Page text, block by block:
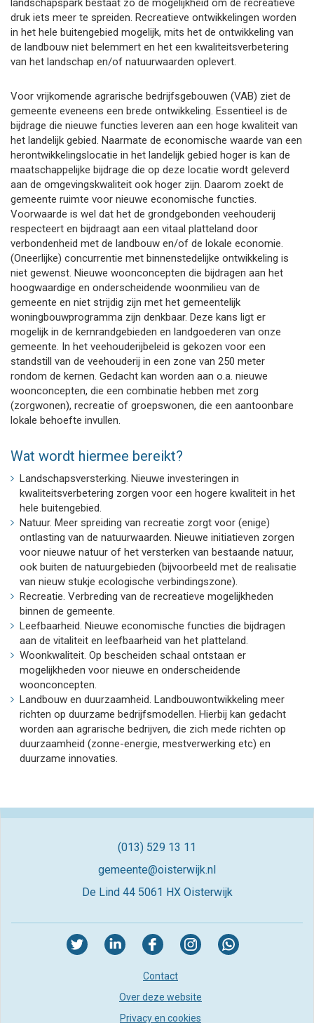
landschapspark bestaat zo de mogelijkheid om de recreatieve
druk iets meer te spreiden. Recreatieve ontwikkelingen worden
in het hele buitengebied mogelijk, mits het de ontwikkeling van
de landbouw niet belemmert en het een kwaliteitsverbetering
van het landschap en/of natuurwaarden oplevert.
Voor vrijkomende agrarische bedrijfsgebouwen (VAB) ziet de
gemeente eveneens een brede ontwikkeling. Essentieel is de
bijdrage die nieuwe functies leveren aan een hoge kwaliteit van
het landelijk gebied. Naarmate de economische waarde van een
herontwikkelingslocatie in het landelijk gebied hoger is kan de
maatschappelijke bijdrage die op deze locatie wordt geleverd
aan de omgevingskwaliteit ook hoger zijn. Daarom zoekt de
gemeente ruimte voor nieuwe economische functies.
Voorwaarde is wel dat het de grondgebonden veehouderij
respecteert en bijdraagt aan een vitaal platteland door
verbondenheid met de landbouw en/of de lokale economie.
(Oneerlijke) concurrentie met binnenstedelijke ontwikkeling is
niet gewenst. Nieuwe woonconcepten die bijdragen aan het
hoogwaardige en onderscheidende woonmilieu van de
gemeente en niet strijdig zijn met het gemeentelijk
woningbouwprogramma zijn denkbaar. Deze kans ligt er
mogelijk in de kernrandgebieden en landgoederen van onze
gemeente. In het veehouderijbeleid is gekozen voor een
standstill van de veehouderij in een zone van 250 meter
rondom de kernen. Gedacht kan worden aan o.a. nieuwe
woonconcepten, die een combinatie hebben met zorg
(zorgwonen), recreatie of groepswonen, die een aantoonbare
lokale behoefte invullen.
Wat wordt hiermee bereikt?
Landschapsversterking. Nieuwe investeringen in
kwaliteitsverbetering zorgen voor een hogere kwaliteit in het
hele buitengebied.
Natuur. Meer spreiding van recreatie zorgt voor (enige)
ontlasting van de natuurwaarden. Nieuwe initiatieven zorgen
voor nieuwe natuur of het versterken van bestaande natuur,
ook buiten de natuurgebieden (bijvoorbeeld met de realisatie
van nieuw stukje ecologische verbindingszone).
Recreatie. Verbreding van de recreatieve mogelijkheden
binnen de gemeente.
Leefbaarheid. Nieuwe economische functies die bijdragen
aan de vitaliteit en leefbaarheid van het platteland.
Woonkwaliteit. Op bescheiden schaal ontstaan er
mogelijkheden voor nieuwe en onderscheidende
woonconcepten.
Landbouw en duurzaamheid. Landbouwontwikkeling meer
richten op duurzame bedrijfsmodellen. Hierbij kan gedacht
worden aan agrarische bedrijven, die zich mede richten op
duurzaamheid (zonne-energie, mestverwerking etc) en
duurzame innovaties.
(013) 529 13 11
gemeente@oisterwijk.nl
De Lind 44 5061 HX Oisterwijk
Contact
Over deze website
Privacy en cookies